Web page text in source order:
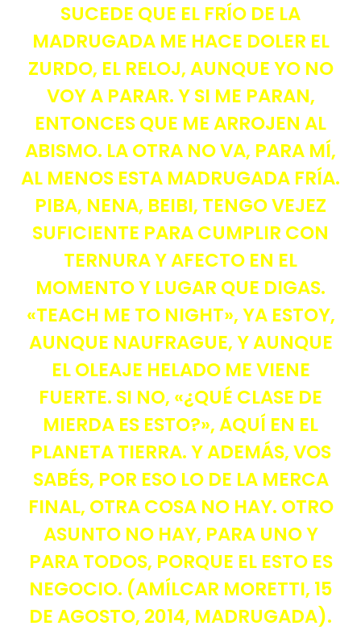
SUCEDE QUE EL FRÍO DE LA
MADRUGADA ME HACE DOLER EL
ZURDO, EL RELOJ, AUNQUE YO NO
VOY A PARAR. Y SI ME PARAN,
ENTONCES QUE ME ARROJEN AL
ABISMO. LA OTRA NO VA, PARA MÍ,
AL MENOS ESTA MADRUGADA FRÍA.
PIBA, NENA, BEIBI, TENGO VEJEZ
SUFICIENTE PARA CUMPLIR CON
TERNURA Y AFECTO EN EL
MOMENTO Y LUGAR QUE DIGAS.
«TEACH ME TO NIGHT», YA ESTOY,
AUNQUE NAUFRAGUE, Y AUNQUE
EL OLEAJE HELADO ME VIENE
FUERTE. SI NO, «¿QUÉ CLASE DE
MIERDA ES ESTO?», AQUÍ EN EL
PLANETA TIERRA. Y ADEMÁS, VOS
SABÉS, POR ESO LO DE LA MERCA
FINAL, OTRA COSA NO HAY. OTRO
ASUNTO NO HAY, PARA UNO Y
PARA TODOS, PORQUE EL ESTO ES
NEGOCIO. (AMÍLCAR MORETTI, 15
DE AGOSTO, 2014, MADRUGADA).